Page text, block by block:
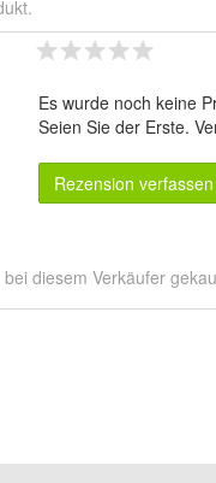
Es wurde noch keine
Seien Sie der Erste.
Rezension verfassen
diesem Verkäufer